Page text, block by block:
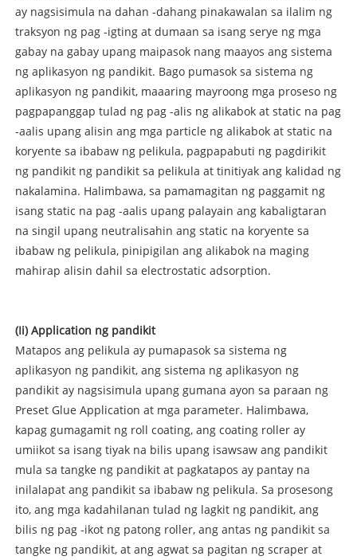
ay nagsisimula na dahan -dahang pinakawalan sa ilalim ng
traksyon ng pag -igting at dumaan sa isang serye ng mga
gabay na gabay upang maipasok nang maayos ang sistema
ng aplikasyon ng pandikit. Bago pumasok sa sistema ng
aplikasyon ng pandikit, maaaring mayroong mga proseso ng
pagpapanggap tulad ng pag -alis ng alikabok at static na pag
-aalis upang alisin ang mga particle ng alikabok at static na
koryente sa ibabaw ng pelikula, pagpapabuti ng pagdirikit
ng pandikit ng pandikit sa pelikula at tinitiyak ang kalidad ng
nakalamina. Halimbawa, sa pamamagitan ng paggamit ng
isang static na pag -aalis upang palayain ang kabaligtaran
na singil upang neutralisahin ang static na koryente sa
ibabaw ng pelikula, pinipigilan ang alikabok na maging
mahirap alisin dahil sa electrostatic adsorption.
(Ii) Application ng pandikit
Matapos ang pelikula ay pumapasok sa sistema ng
aplikasyon ng pandikit, ang sistema ng aplikasyon ng
pandikit ay nagsisimula upang gumana ayon sa paraan ng
Preset Glue Application at mga parameter. Halimbawa,
kapag gumagamit ng roll coating, ang coating roller ay
umiikot sa isang tiyak na bilis upang isawsaw ang pandikit
mula sa tangke ng pandikit at pagkatapos ay pantay na
inilalapat ang pandikit sa ibabaw ng pelikula. Sa prosesong
ito, ang mga kadahilanan tulad ng lagkit ng pandikit, ang
bilis ng pag -ikot ng patong roller, ang antas ng pandikit sa
tangke ng pandikit, at ang agwat sa pagitan ng scraper at